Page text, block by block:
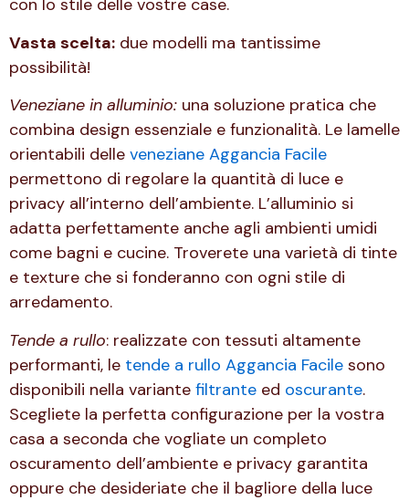
con lo stile delle vostre case.
Vasta scelta: due modelli ma tantissime
possibilità!
Veneziane in alluminio: una soluzione pratica che
combina design essenziale e funzionalità. Le lamelle
orientabili delle veneziane Aggancia Facile
permettono di regolare la quantità di luce e
privacy all’interno dell’ambiente. L’alluminio si
adatta perfettamente anche agli ambienti umidi
come bagni e cucine. Troverete una varietà di tinte
e texture che si fonderanno con ogni stile di
arredamento.
Tende a rullo: realizzate con tessuti altamente
performanti, le tende a rullo Aggancia Facile sono
disponibili nella variante filtrante ed oscurante.
Scegliete la perfetta configurazione per la vostra
casa a seconda che vogliate un completo
oscuramento dell’ambiente e privacy garantita
oppure che desideriate che il bagliore della luce